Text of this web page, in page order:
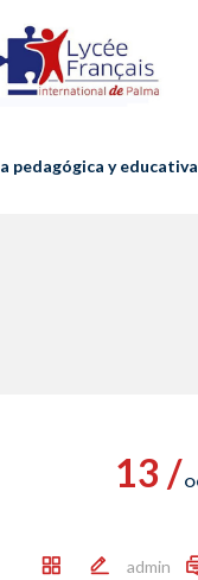
pedagógica y educativa
13 /
admin